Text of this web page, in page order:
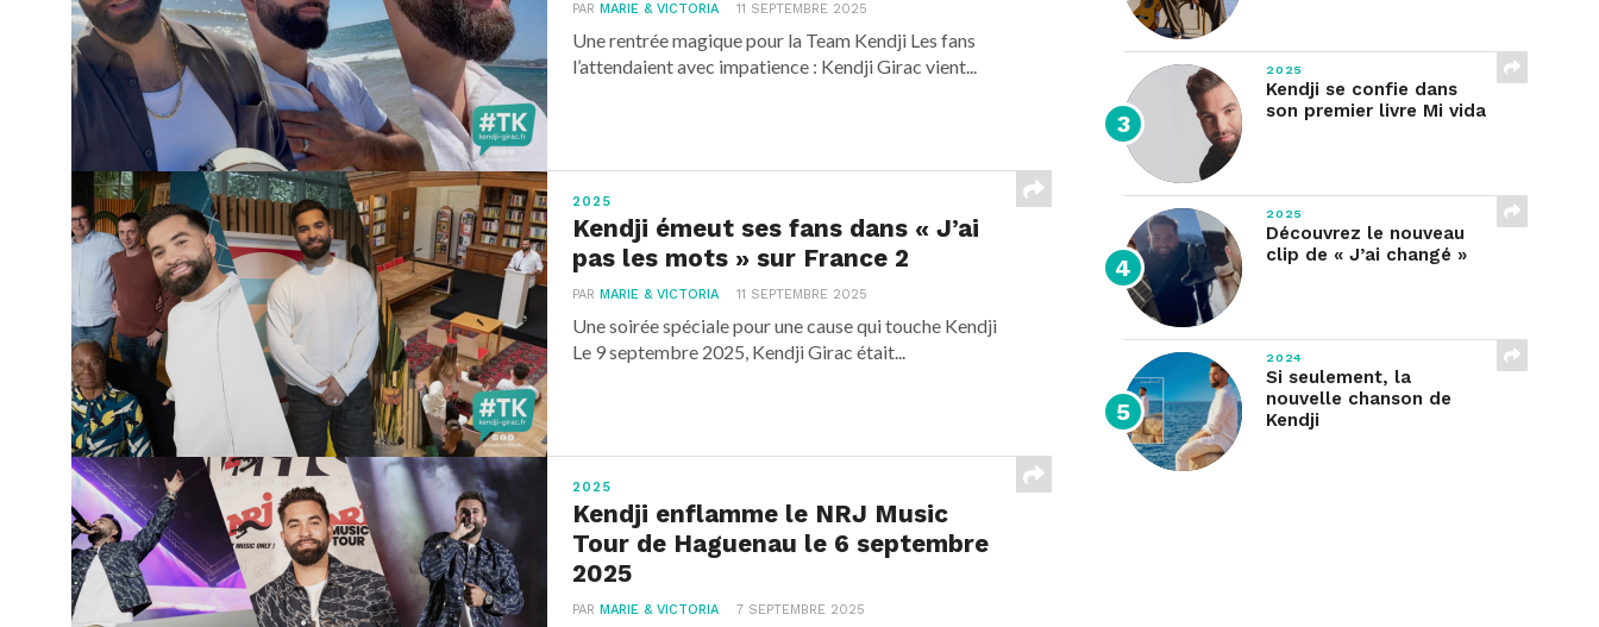
PARMARIE & VICTORIA 11 SEPTEMBRE 2025
Une rentrée magique pour la Team Kendji Les fans
l’attendaient avec impatience : Kendji Girac vient...
2025
Kendji émeut ses fans dans « J’ai
pas les mots » sur France 2
PARMARIE & VICTORIA 11 SEPTEMBRE 2025
Une soirée spéciale pour une cause qui touche Kendji
Le 9 septembre 2025, Kendji Girac était...
2025
Kendji enflamme le NRJ Music
Tour de Haguenau le 6 septembre
2025
PARMARIE & VICTORIA 7 SEPTEMBRE 2025
2025
Kendji se confie dans
son premier livre Mi vida
2025
Découvrez le nouveau
clip de « J’ai changé »
2024
Si seulement, la
nouvelle chanson de
Kendji